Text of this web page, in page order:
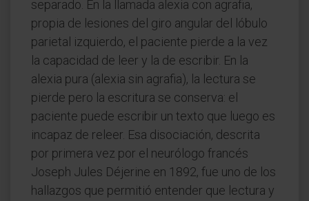
separado. En la llamada alexia con agrafia,
propia de lesiones del giro angular del lóbulo
parietal izquierdo, el paciente pierde a la vez
la capacidad de leer y la de escribir. En la
alexia pura (alexia sin agrafia), la lectura se
pierde pero la escritura se conserva: el
paciente puede escribir un texto que luego es
incapaz de releer. Esa disociación, descrita
por primera vez por el neurólogo francés
Joseph Jules Déjerine en 1892, fue uno de los
hallazgos que permitió entender que lectura y